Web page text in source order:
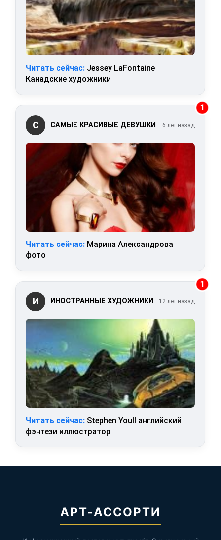
Читать сейчас: Jessey LaFontaine
Канадские художники
1
С САМЫЕ КРАСИВЫЕ ДЕВУШКИ 6 лет назад
Читать сейчас: Марина Александрова
фото
1
И ИНОСТРАННЫЕ ХУДОЖНИКИ 12 лет назад
Читать сейчас: Stephen Youll английский
фэнтези иллюстратор
АРТ-АССОРТИ